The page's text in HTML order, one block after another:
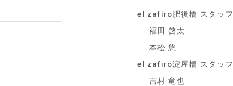
el zafiro肥後橋 スタッフ
福田 啓太
本松 悠
el zafiro淀屋橋 スタッフ
吉村 竜也